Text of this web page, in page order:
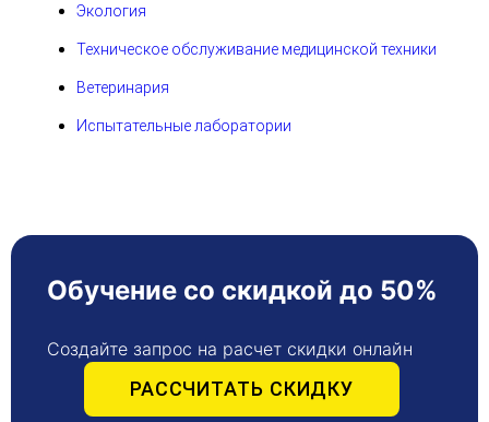
Экология
Техническое обслуживание медицинской техники
Ветеринария
Испытательные лаборатории
Обучение со скидкой до 50%
Создайте запрос на расчет скидки онлайн
РАССЧИТАТЬ СКИДКУ